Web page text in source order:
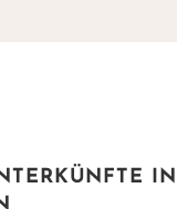
IN